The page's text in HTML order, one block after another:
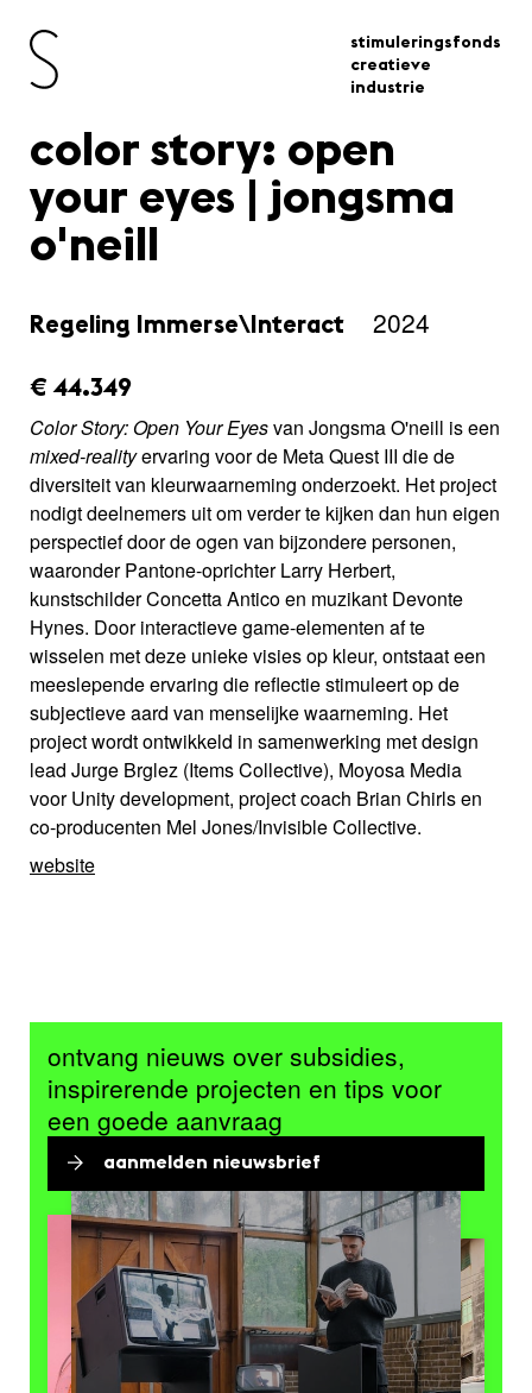
stimuleringsfonds
creatieve
industrie
color story: open
your eyes | jongsma
o'neill
Regeling Immerse\Interact 2024
amount_issued:
€ 44.349
Color Story: Open Your Eyesvan Jongsma O'neill is een
mixed-realityervaring voor de Meta Quest III die de
diversiteit van kleurwaarneming onderzoekt. Het project
nodigt deelnemers uit om verder te kijken dan hun eigen
perspectief door de ogen van bijzondere personen,
waaronder Pantone-oprichter Larry Herbert,
kunstschilder Concetta Antico en muzikant Devonte
Hynes. Door interactieve game-elementen af te
wisselen met deze unieke visies op kleur, ontstaat een
meeslepende ervaring die reflectie stimuleert op de
subjectieve aard van menselijke waarneming. Het
project wordt ontwikkeld in samenwerking met design
lead Jurge Brglez (Items Collective), Moyosa Media
voor Unity development, project coach Brian Chirls en
co-producenten Mel Jones/Invisible Collective.
website
ontvang nieuws over subsidies,
inspirerende projecten en tips voor
een goede aanvraag
aanmelden nieuwsbrief